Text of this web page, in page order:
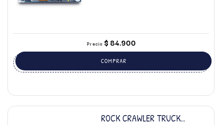
Precio $ 84.900
COMPRAR
ROCK CRAWLER TRUCK